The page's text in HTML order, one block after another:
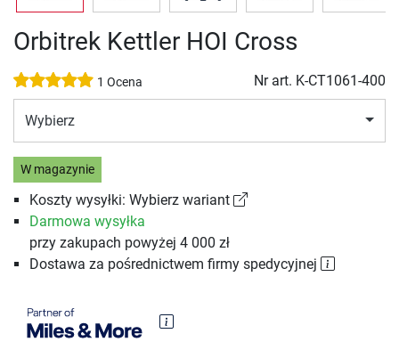
Orbitrek Kettler HOI Cross
1 Ocena Nr art. K-CT1061-400
Wybierz
W magazynie
Koszty wysyłki: Wybierz wariant
Darmowa wysyłka
przy zakupach powyżej 4 000 zł
Dostawa za pośrednictwem firmy spedycyjnej